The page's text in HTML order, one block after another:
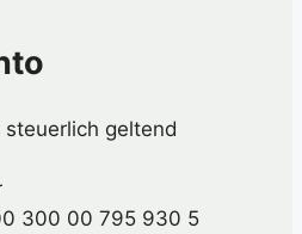
geltend
300 00 795 930 5